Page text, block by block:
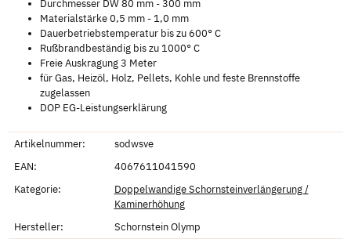
Durchmesser DW 80 mm - 300 mm
Materialstärke 0,5 mm - 1,0 mm
Dauerbetriebstemperatur bis zu 600° C
Rußbrandbeständig bis zu 1000° C
Freie Auskragung 3 Meter
für Gas, Heizöl, Holz, Pellets, Kohle und feste Brennstoffe
zugelassen
DOP EG-Leistungserklärung
Artikelnummer:
sodwsve
EAN:
4067611041590
Kategorie:
Doppelwandige Schornsteinverlängerung /
Kaminerhöhung
Hersteller:
Schornstein Olymp